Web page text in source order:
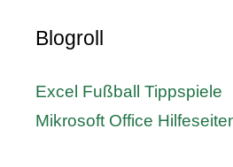
Blogroll
Excel Fußball Tippspiele
Mikrosoft Office